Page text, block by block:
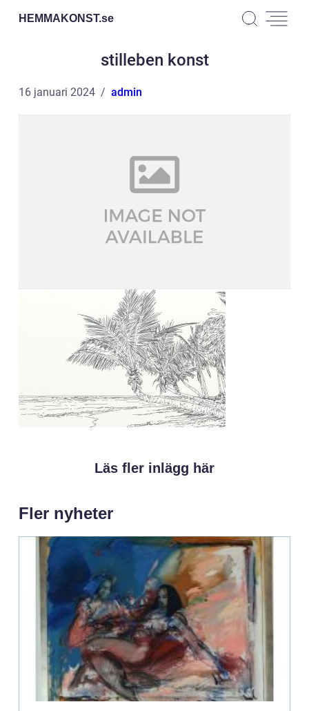
HEMMAKONST.se
stilleben konst
16 januari 2024 admin
Läs fler inlägg här
Fler nyheter